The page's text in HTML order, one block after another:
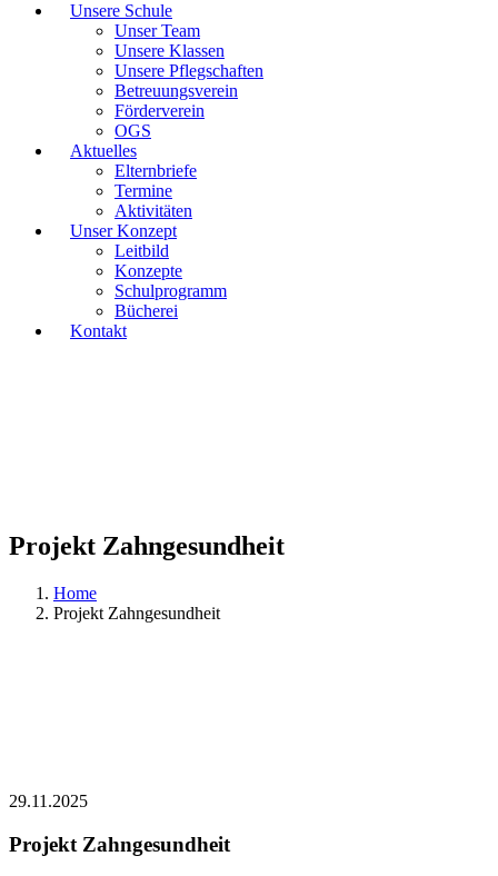
Unsere Schule
Unser Team
Unsere Klassen
Unsere Pflegschaften
Betreuungsverein
Förderverein
OGS
Aktuelles
Elternbriefe
Termine
Aktivitäten
Unser Konzept
Leitbild
Konzepte
Schulprogramm
Bücherei
Kontakt
Projekt Zahngesundheit
Home
Projekt Zahngesundheit
29.11.2025
Projekt Zahngesundheit